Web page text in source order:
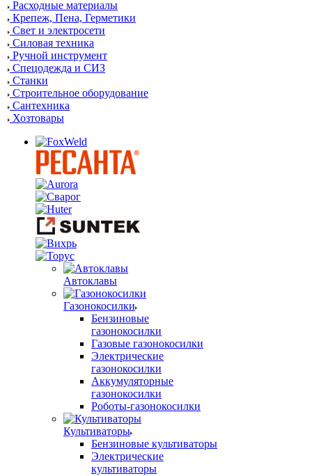
Расходные материалы
Крепеж, Пена, Герметики
Свет и электросети
Силовая техника
Ручной инструмент
Спецодежда и СИЗ
Станки
Строительное оборудование
Сантехника
Хозтовары
Автоклавы
Газонокосилки
Бензиновые
газонокосилки
Газовые газонокосилки
Электрические
газонокосилки
Аккумуляторные
газонокосилки
Роботы-газонокосилки
Культиваторы
Бензиновые культиваторы
Электрические
культиваторы